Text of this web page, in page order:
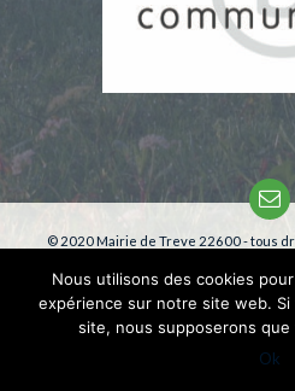
© 2020 Mairie de Treve 22600 - tous
Nous utilisons des cookies
expérience sur notre site web.
site, nous supposerons
Ok